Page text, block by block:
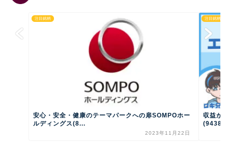
注目銘柄
安心・安全・健康のテーマパークへの扉SOMPOホー
ルディングス(8...
2023年11月22日
注目銘柄
収益が
(9438)